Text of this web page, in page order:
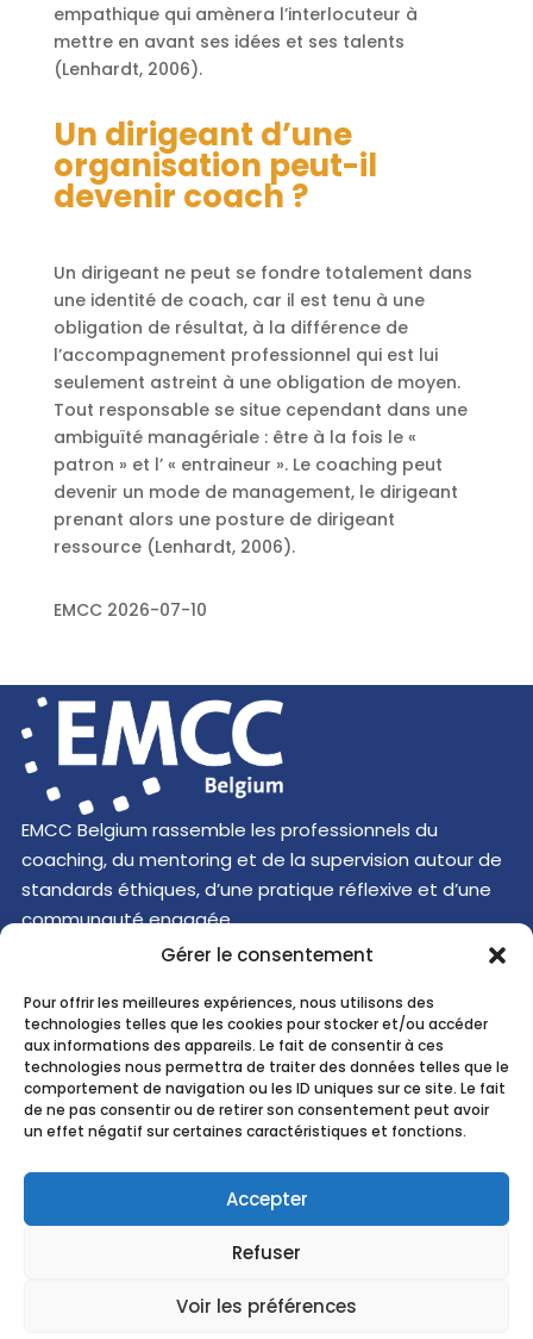
Gérer le consentement
Pour offrir les meilleures expériences, nous utilisons des
technologies telles que les cookies pour stocker et/ou accéder
aux informations des appareils. Le fait de consentir à ces
technologies nous permettra de traiter des données telles que le
comportement de navigation ou les ID uniques sur ce site. Le fait
de ne pas consentir ou de retirer son consentement peut avoir
un effet négatif sur certaines caractéristiques et fonctions.
Accepter
Refuser
Voir les préférences
empathique qui amènera l’interlocuteur à
mettre en avant ses idées et ses talents
(Lenhardt, 2006).
Un dirigeant d’une
organisation peut-il
devenir coach ?
Un dirigeant ne peut se fondre totalement dans
une identité de coach, car il est tenu à une
obligation de résultat, à la différence de
l’accompagnement professionnel qui est lui
seulement astreint à une obligation de moyen.
Tout responsable se situe cependant dans une
ambiguïté managériale : être à la fois le «
patron » et l’ « entraineur ». Le coaching peut
devenir un mode de management, le dirigeant
prenant alors une posture de dirigeant
ressource (Lenhardt, 2006).
EMCC 2026-07-10
EMCC Belgium rassemble les professionnels du
coaching, du mentoring et de la supervision autour de
standards éthiques, d’une pratique réflexive et d’une
communauté engagée.
Recherche ...
EMCCBelgiumasbl
Hive5
Belgium
Courriel :contact@emccbelgium.org